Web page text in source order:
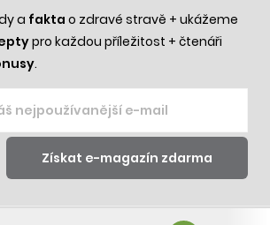
a fakta o zdravé stravě + ukážeme
pro každou příležitost + čtenáři
.